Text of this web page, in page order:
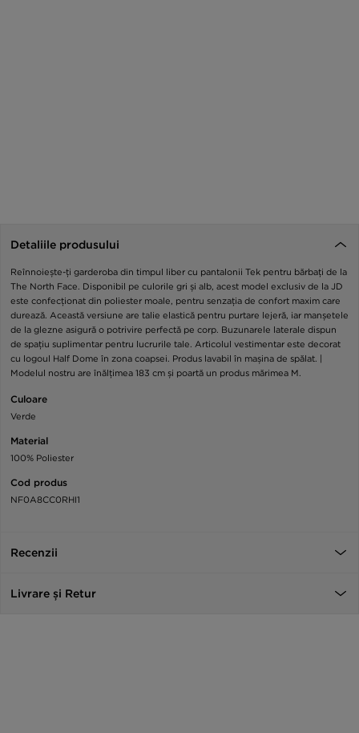
Detaliile produsului
Reînnoiește-ți garderoba din timpul liber cu pantalonii Tek pentru bărbați de la
The North Face. Disponibil pe culorile gri și alb, acest model exclusiv de la JD
este confecționat din poliester moale, pentru senzația de confort maxim care
durează. Această versiune are talie elastică pentru purtare lejeră, iar manșetele
de la glezne asigură o potrivire perfectă pe corp. Buzunarele laterale dispun
de spațiu suplimentar pentru lucrurile tale. Articolul vestimentar este decorat
cu logoul Half Dome în zona coapsei. Produs lavabil în mașina de spălat. |
Modelul nostru are înălțimea 183 cm și poartă un produs mărimea M.
Culoare
Verde
Material
100% Poliester
Cod produs
NF0A8CC0RHI1
Recenzii
Livrare și Retur